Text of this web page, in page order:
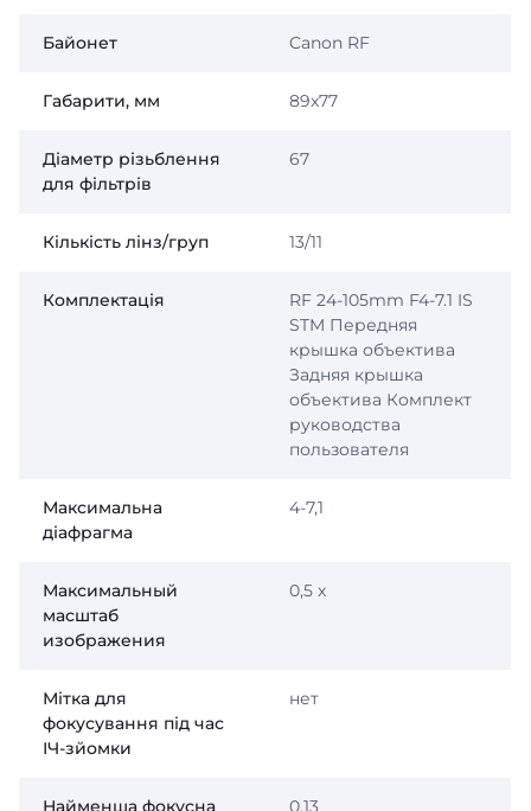
Байонет Canon RF
Габарити, мм 89x77
Діаметр різьблення
для фільтрів
67
Кількість лінз/груп 13/11
Комплектація
RF 24-105mm F4-7.1 IS
STM Передняя
крышка объектива
Задняя крышка
объектива Комплект
руководства
пользователя
Максимальна
діафрагма
4-7,1
Максимальный
масштаб
изображения
0,5 x
Мітка для
фокусування під час
ІЧ-зйомки
нет
Найменша фокусна 0,13